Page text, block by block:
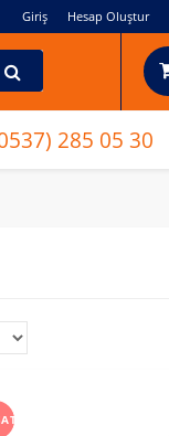
Giriş Hesap Oluştur
285 05 30